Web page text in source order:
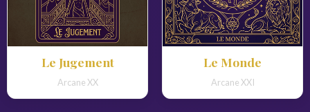
Le Jugement
Arcane XX
Le Monde
Arcane XXI